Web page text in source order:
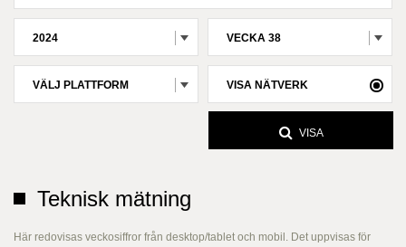
VISA
2024 VECKA 38
VÄLJ PLATTFORM VISA NÄTVERK
Teknisk mätning
Här redovisas veckosiffror från desktop/tablet och mobil. Det uppvisas för